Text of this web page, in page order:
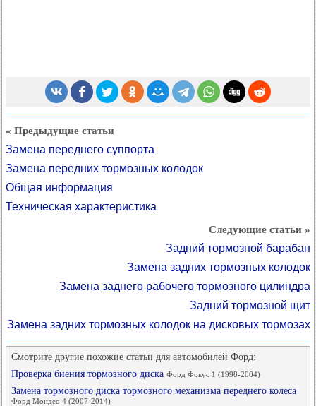
« Предыдущие статьи
Замена переднего суппорта
Замена передних тормозных колодок
Общая информация
Техническая характеристика
Следующие статьи »
Задний тормозной барабан
Замена задних тормозных колодок
Замена заднего рабочего тормозного цилиндра
Задний тормозной щит
Замена задних тормозных колодок на дисковых тормозах
Смотрите другие похожие статьи для автомобилей Форд:
Проверка биения тормозного диска Форд Фокус 1 (1998-2004)
Замена тормозного диска тормозного механизма переднего колеса
Форд Мондео 4 (2007-2014)